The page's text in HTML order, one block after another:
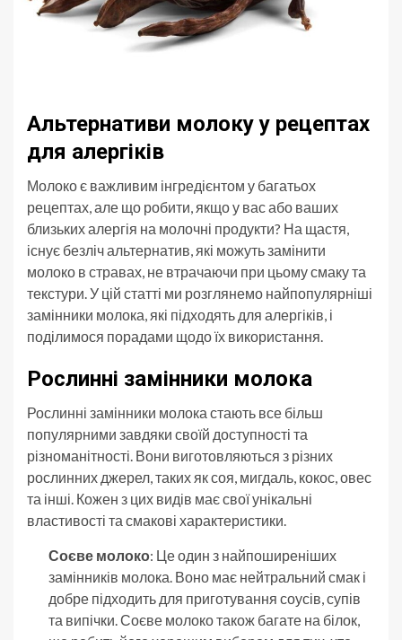
Альтернативи молоку у рецептах
для алергіків
Молоко є важливим інгредієнтом у багатьох
рецептах, але що робити, якщо у вас або ваших
близьких алергія на молочні продукти? На щастя,
існує безліч альтернатив, які можуть замінити
молоко в стравах, не втрачаючи при цьому смаку та
текстури. У цій статті ми розглянемо найпопулярніші
замінники молока, які підходять для алергіків, і
поділимося порадами щодо їх використання.
Рослинні замінники молока
Рослинні замінники молока стають все більш
популярними завдяки своїй доступності та
різноманітності. Вони виготовляються з різних
рослинних джерел, таких як соя, мигдаль, кокос, овес
та інші. Кожен з цих видів має свої унікальні
властивості та смакові характеристики.
Соєве молоко: Це один з найпоширеніших
замінників молока. Воно має нейтральний смак і
добре підходить для приготування соусів, супів
та випічки. Соєве молоко також багате на білок,